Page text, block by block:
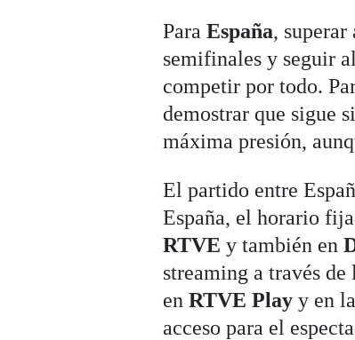
ParaEspaña,
semifinales y seguir
competir por todo.
demostrar que sigue
máxima presión,
El partido entre
España, el horario
RTVE y también en
streaming a través
enRTVE Play y en
acceso para el